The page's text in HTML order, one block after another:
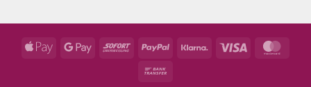
Apple
GoogleSofort PayPal Klarna Visa